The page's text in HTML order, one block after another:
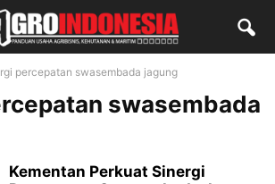
percepatan swasembada jagung
swasembada
Kementan Perkuat Sinergi